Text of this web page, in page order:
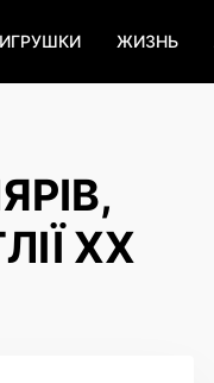
ИГРУШКИ ЖИЗНЬ
XX